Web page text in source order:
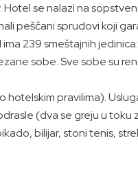
se nalazi na
peščani sprudovi koji
239 smeštajnih
sobe. Sve sobe su
hotelskim pravilima).
(dva se greju u
bilijar, stoni tenis,